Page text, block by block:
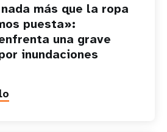
más que la ropa
puesta»:
una grave
inundaciones